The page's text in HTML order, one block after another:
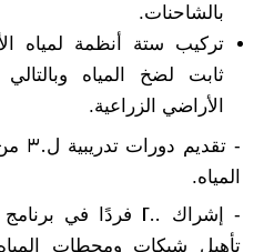
بالشاحنات.
تركيب ستة أنظمة لمياه
ثابت لضخ المياه
الأراضي الزراعية.
-
المياه.
- إشراك 200 فردًا في
تأهيل شبكات ومحطات